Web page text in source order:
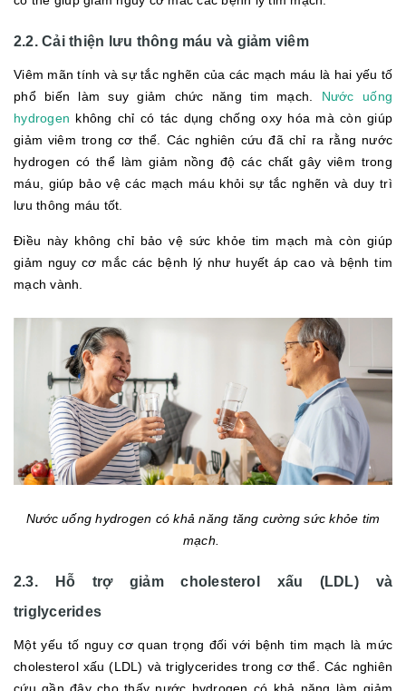
2.2. Cải thiện lưu thông máu và giảm viêm
Viêm mãn tính và sự tắc nghẽn của các mạch máu là hai yếu tố
phổ biến làm suy giảm chức năng tim mạch. Nước uống
hydrogen không chỉ có tác dụng chống oxy hóa mà còn giúp
giảm viêm trong cơ thể. Các nghiên cứu đã chỉ ra rằng nước
hydrogen có thể làm giảm nồng độ các chất gây viêm trong
máu, giúp bảo vệ các mạch máu khỏi sự tắc nghẽn và duy trì
lưu thông máu tốt.
Điều này không chỉ bảo vệ sức khỏe tim mạch mà còn giúp
giảm nguy cơ mắc các bệnh lý như huyết áp cao và bệnh tim
mạch vành.
Nước uống hydrogen có khả năng tăng cường sức khỏe tim
mạch.
2.3. Hỗ trợ giảm cholesterol xấu (LDL) và
triglycerides
Một yếu tố nguy cơ quan trọng đối với bệnh tim mạch là mức
cholesterol xấu (LDL) và triglycerides trong cơ thể. Các nghiên